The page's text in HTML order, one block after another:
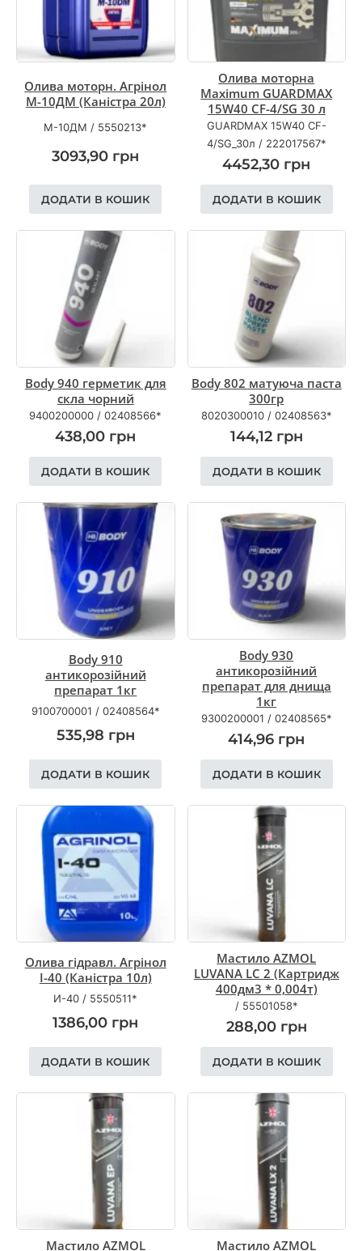
Олива моторн. Агрінол
М-10ДМ (Каністра 20л)
М-10ДМ / 5550213*
3093,90 грн
ДОДАТИ В КОШИК
Олива моторна
Maximum GUARDMAX
15W40 СF-4/SG 30 л
GUARDMAX 15W40 CF-
4/SG_30л / 222017567*
4452,30 грн
ДОДАТИ В КОШИК
Body 940 герметик для
скла чорний
9400200000 /02408566*
438,00 грн
ДОДАТИ В КОШИК
Body 802 матуюча паста
300гр
8020300010/ 02408563*
144,12 грн
ДОДАТИ В КОШИК
Body 910
антикорозійний
препарат 1кг
9100700001 / 02408564*
535,98 грн
ДОДАТИ В КОШИК
Body 930
антикорозійний
препарат для днища
1кг
9300200001 / 02408565*
414,96 грн
ДОДАТИ В КОШИК
Олива гідравл. Агрінол
І-40 (Каністра 10л)
И-40 / 5550511*
1386,00 грн
ДОДАТИ В КОШИК
Мастило AZMOL
LUVANA LC 2 (Картридж
400дм3 * 0,004т)
/ 55501058*
288,00 грн
ДОДАТИ В КОШИК
Мастило AZMOL Мастило AZMOL